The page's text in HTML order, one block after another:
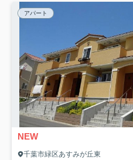
アパート
NEW
千葉市緑区あすみが丘東